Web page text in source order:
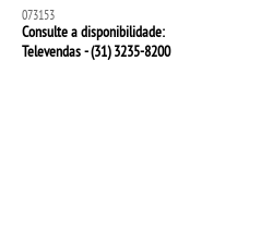
073153
Consulte a disponibilidade:
Televendas - (31)3235-8200